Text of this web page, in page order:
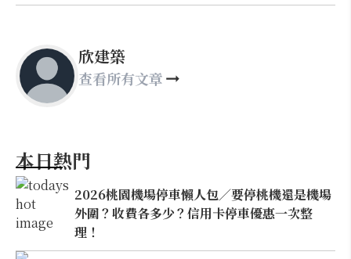
欣建築
查看所有文章
本日熱門
2026桃園機場停車懶人包／要停桃機還是機場
外圍？收費各多少？信用卡停車優惠一次整
理！